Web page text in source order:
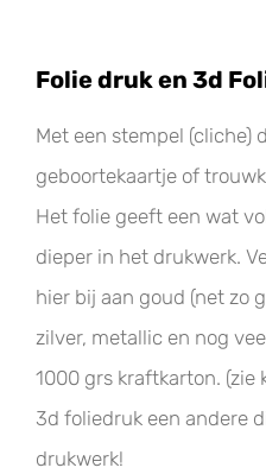
Folie druk en 3d
Met een stempel (cliche)
geboortekaartje of
Het folie geeft een wat
dieper in het drukwerk.
hier bij aan goud (net zo
zilver, metallic en nog
1000 grs kraftkarton. (zie
3d foliedruk een andere
drukwerk!